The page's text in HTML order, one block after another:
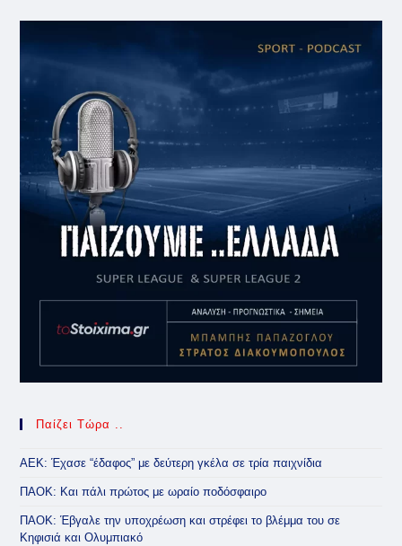
Παίζει Τώρα ..
ΑΕΚ: Έχασε “έδαφος” με δεύτερη γκέλα σε τρία παιχνίδια
ΠΑΟΚ: Και πάλι πρώτος με ωραίο ποδόσφαιρο
ΠΑΟΚ: Έβγαλε την υποχρέωση και στρέφει το βλέμμα του σε
Κηφισιά και Ολυμπιακό